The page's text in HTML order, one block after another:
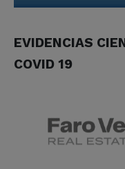
EVIDENCIAS
COVID 19